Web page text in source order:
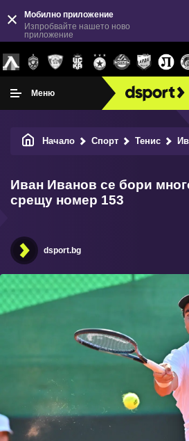
Мобилно приложение
Изпробвайте нашето ново
приложение
Меню
Начало Спорт Тенис Иван
Иван Иванов се бори
срещу номер 153
dsport.bg